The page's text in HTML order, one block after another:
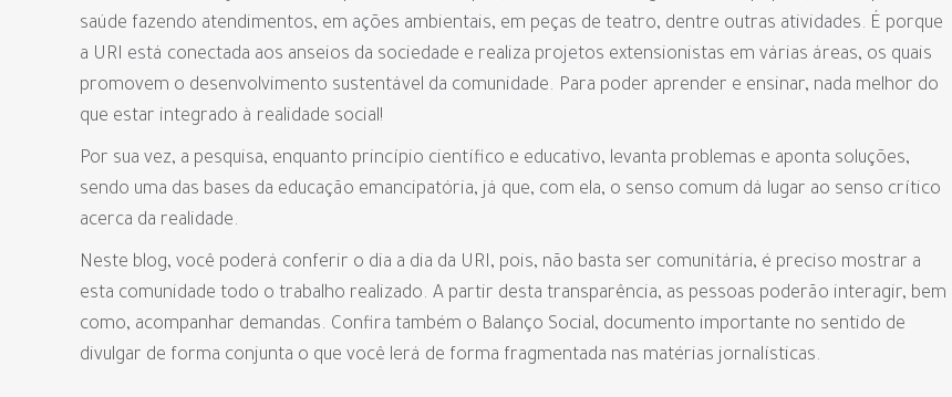
saúde fazendo atendimentos, em ações ambientais, em peças de teatro, dentre outras atividades. É porque
a URI está conectada aos anseios da sociedade e realiza projetos extensionistas em várias áreas, os quais
promovem o desenvolvimento sustentável da comunidade. Para poder aprender e ensinar, nada melhor do
que estar integrado à realidade social!
Por sua vez, a pesquisa, enquanto princípio científico e educativo, levanta problemas e aponta soluções,
sendo uma das bases da educação emancipatória, já que, com ela, o senso comum dá lugar ao senso crítico
acerca da realidade.
Neste blog, você poderá conferir o dia a dia da URI, pois, não basta ser comunitária, é preciso mostrar a
esta comunidade todo o trabalho realizado. A partir desta transparência, as pessoas poderão interagir, bem
como, acompanhar demandas. Confira também o Balanço Social, documento importante no sentido de
divulgar de forma conjunta o que você lerá de forma fragmentada nas matérias jornalísticas.